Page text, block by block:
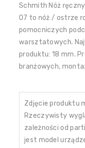
Schmith Nóż
07 to nóż / ostrze
pomocniczych
warsztatowych.
produktu: 18 mm.
branżowych,
Zdjęcie produktu
Rzeczywisty
zależności od
jest model